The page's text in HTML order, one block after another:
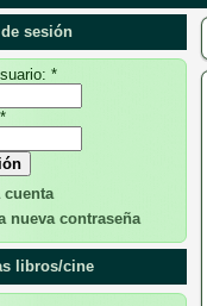
sesión
*
*
cuenta
nueva contraseña
libros/cine